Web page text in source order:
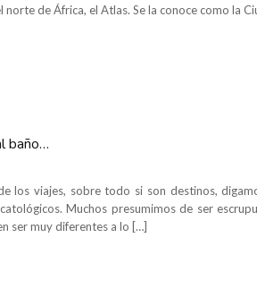
de África, el Atlas. Se la conoce como la
baño…
los viajes, sobre todo si son destinos,
Muchos presumimos de ser
ser muy diferentes a lo […]